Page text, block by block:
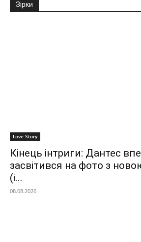
Зірки
Love Story
Кінець інтриги: Дантес
засвітився на фото з
(і...
08.08.2026